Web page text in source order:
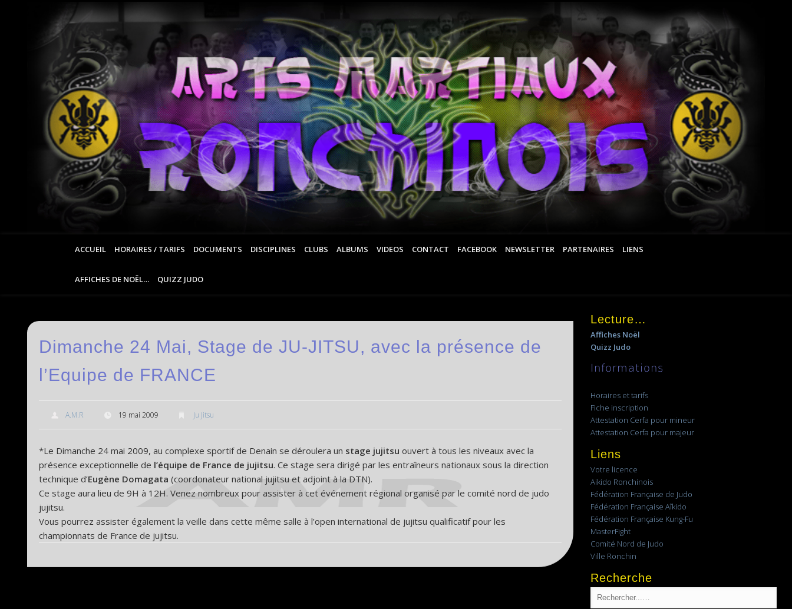
ACCUEIL HORAIRES / TARIFS DOCUMENTS DISCIPLINES CLUBS ALBUMS VIDEOS CONTACT FACEBOOK NEWSLETTER PARTENAIRES LIENS
AFFICHES DE NOËL… QUIZZ JUDO
Dimanche 24 Mai, Stage de JU-JITSU, avec la présence de
l’Equipe de FRANCE
A.M.R 19 mai 2009 Ju Jitsu
*Le Dimanche 24 mai 2009, au complexe sportif de Denain se déroulera un stage jujitsu ouvert à tous les niveaux avec la
présence exceptionnelle de l’équipe de France de jujitsu. Ce stage sera dirigé par les entraîneurs nationaux sous la direction
technique d’Eugène Domagata (coordonateur national jujitsu et adjoint à la DTN).
Ce stage aura lieu de 9H à 12H. Venez nombreux pour assister à cet événement régional organisé par le comité nord de judo
jujitsu.
Vous pourrez assister également la veille dans cette même salle à l’open international de jujitsu qualificatif pour les
championnats de France de jujitsu.
Lecture…
Affiches Noël
Quizz Judo
Informations
Horaires et tarifs
Fiche inscription
Attestation Cerfa pour mineur
Attestation Cerfa pour majeur
Liens
Votre licence
Aikido Ronchinois
Fédération Française de Judo
Fédération Française Aîkido
Fédération Française Kung-Fu
MasterFight
Comité Nord de Judo
Ville Ronchin
Recherche